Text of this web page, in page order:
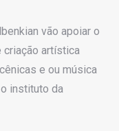
vão apoiar o
artística
e ou música
instituto da